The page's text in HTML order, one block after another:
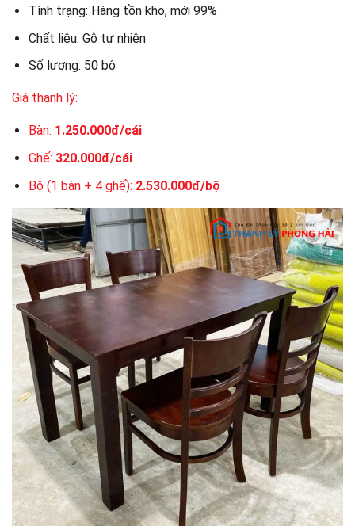
Tình trạng: Hàng tồn kho, mới 99%
Chất liệu: Gỗ tự nhiên
Số lượng: 50 bộ
Giá thanh lý:
Bàn: 1.250.000đ/cái
Ghế: 320.000đ/cái
Bộ (1 bàn + 4 ghế): 2.530.000đ/bộ